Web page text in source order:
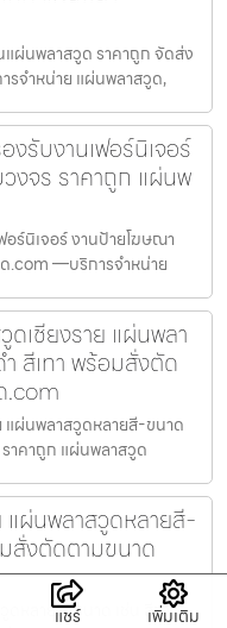
ผ่นพลาสวูด ราคาถูก จัดส่ง
จำหน่าย แผ่นพลาสวูด,
รับงานเฟอร์นิเจอร์
งจร ราคาถูก แผ่นพ
ร์นิเจอร์ งานป้ายโฆษณา
.com —บริการจำหน่าย
เชียงราย แผ่นพลา
สีเทา พร้อมสั่งตัด
.com
แผ่นพลาสวูดหลายสี-ขนาด
าคาถูก แผ่นพลาสวูด
ผ่นพลาสวูดหลายสี-
สั่งตัดตามขนาด
หลายสี-ขนาด เช่น สีขาว
แชร์ เพิ่มเติม